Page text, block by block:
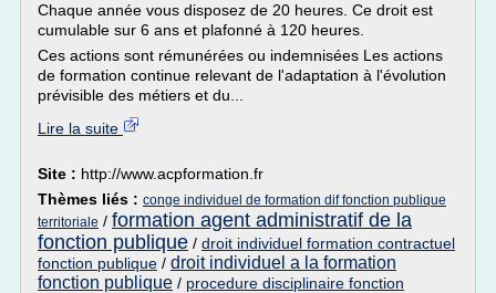
Chaque année vous disposez de 20 heures. Ce droit est
cumulable sur 6 ans et plafonné à 120 heures.
Ces actions sont rémunérées ou indemnisées Les actions
de formation continue relevant de l'adaptation à l'évolution
prévisible des métiers et du...
Lire la suite
Site : http://www.acpformation.fr
Thèmes liés : conge individuel de formation dif fonction publique
territoriale / formation agent administratif de la
fonction publique / droit individuel formation contractuel
fonction publique / droit individuel a la formation
fonction publique / procedure disciplinaire fonction